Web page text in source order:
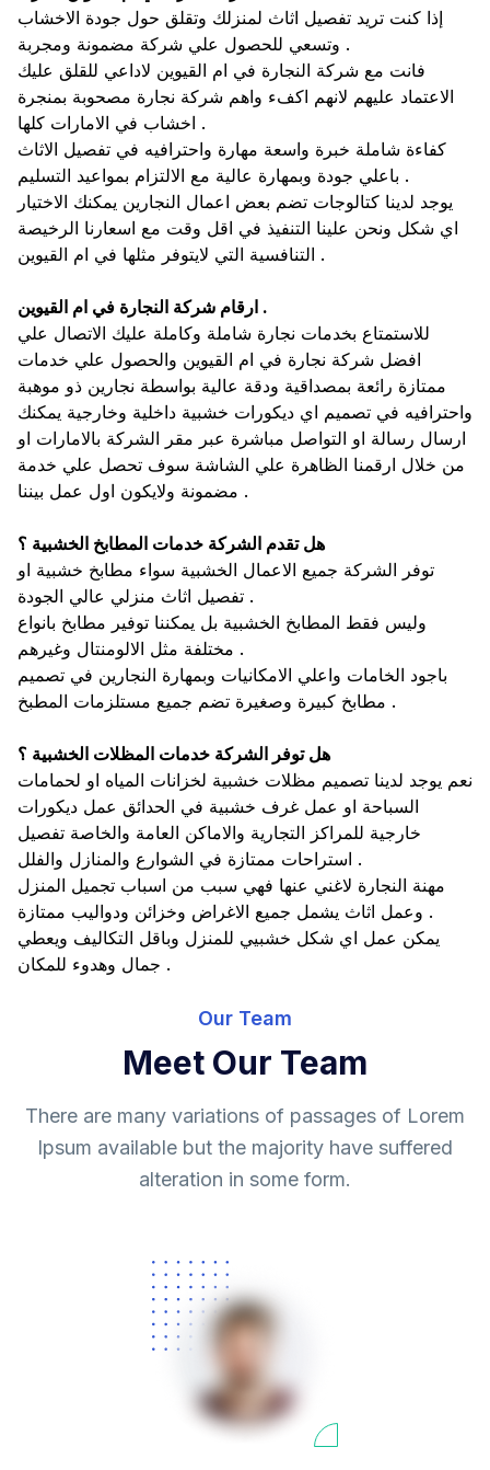
إذا كنت تريد تفصيل اثاث لمنزلك وتقلق حول جودة الاخشاب
وتسعي للحصول علي شركة مضمونة ومجربة .
فانت مع شركة النجارة في ام القيوين لاداعي للقلق عليك
الاعتماد عليهم لانهم اكفء واهم شركة نجارة مصحوبة بمنجرة
اخشاب في الامارات كلها .
كفاءة شاملة خبرة واسعة مهارة واحترافيه في تفصيل الاثاث
باعلي جودة وبمهارة عالية مع الالتزام بمواعيد التسليم .
يوجد لدينا كتالوجات تضم بعض اعمال النجارين يمكنك الاختيار
اي شكل ونحن علينا التنفيذ في اقل وقت مع اسعارنا الرخيصة
التنافسية التي لايتوفر مثلها في ام القيوين .
ارقام شركة النجارة في ام القيوين .
للاستمتاع بخدمات نجارة شاملة وكاملة عليك الاتصال علي
افضل شركة نجارة في ام القيوين والحصول علي خدمات
ممتازة رائعة بمصداقية ودقة عالية بواسطة نجارين ذو موهبة
واحترافيه في تصميم اي ديكورات خشبية داخلية وخارجية يمكنك
ارسال رسالة او التواصل مباشرة عبر مقر الشركة بالامارات او
من خلال ارقمنا الظاهرة علي الشاشة سوف تحصل علي خدمة
مضمونة ولايكون اول عمل بيننا .
هل تقدم الشركة خدمات المطابخ الخشبية ؟
توفر الشركة جميع الاعمال الخشبية سواء مطابخ خشبية او
تفصيل اثاث منزلي عالي الجودة .
وليس فقط المطابخ الخشبية بل يمكننا توفير مطابخ بانواع
مختلفة مثل الالومنتال وغيرهم .
باجود الخامات واعلي الامكانيات وبمهارة النجارين في تصميم
مطابخ كبيرة وصغيرة تضم جميع مستلزمات المطبخ .
هل توفر الشركة خدمات المظلات الخشبية ؟
نعم يوجد لدينا تصميم مظلات خشبية لخزانات المياه او لحمامات
السباحة او عمل غرف خشبية في الحدائق عمل ديكورات
خارجية للمراكز التجارية والاماكن العامة والخاصة تفصيل
استراحات ممتازة في الشوارع والمنازل والفلل .
مهنة النجارة لاغني عنها فهي سبب من اسباب تجميل المنزل
وعمل اثاث يشمل جميع الاغراض وخزائن ودواليب ممتازة .
يمكن عمل اي شكل خشبيي للمنزل وباقل التكاليف ويعطي
جمال وهدوء للمكان .
Our Team
Meet Our Team
There are many variations of passages of Lorem
Ipsum available but the majority have suffered
alteration in some form.